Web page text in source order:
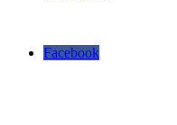
Facebook